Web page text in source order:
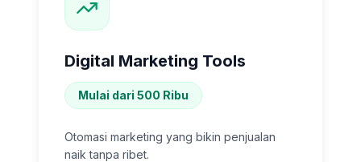
Digital Marketing Tools
Mulai dari 500 Ribu
Otomasi marketing yang bikin penjualan
naik tanpa ribet.